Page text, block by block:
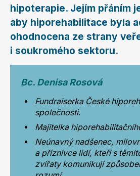
hipoterapie. Jejím přáním
aby hiporehabilitace byla
ohodnocena ze strany
i soukromého sektoru.
Bc. Denisa Rosová
Fundraiserka České
společnosti.
Majitelka
Neúnavný nadšenec,
a příznivce lidí, kteří s
zvířaty komunikují